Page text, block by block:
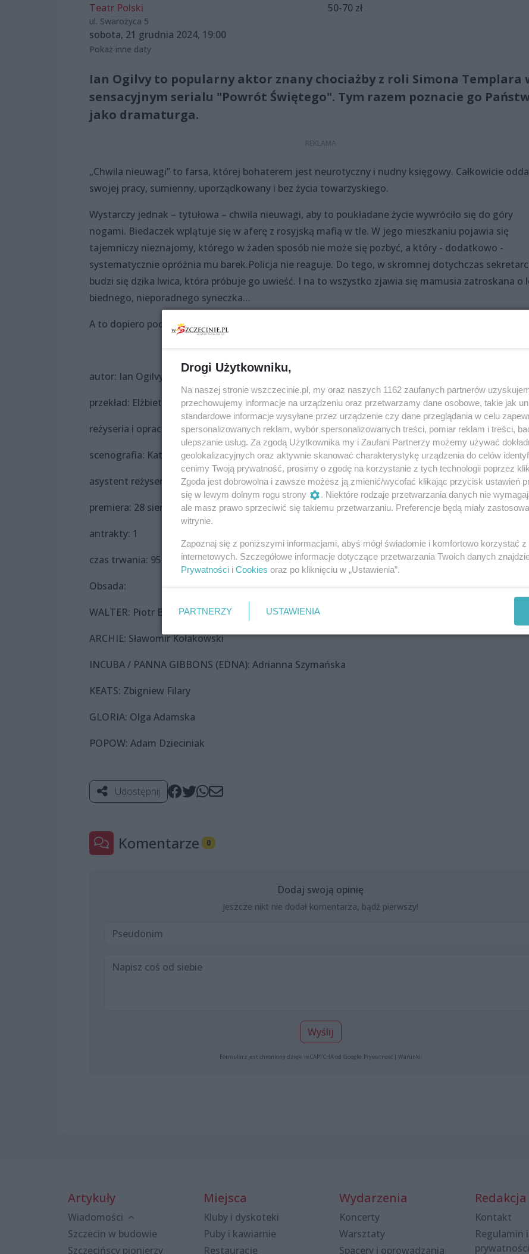
Teatr Polski
ul. Swarożyca 5
sobota, 21 grudnia 2024, 19:00
50-70 zł
Pokaż inne daty
Ian Ogilvy to popularny aktor znany chociażby z roli Simona Templara
sensacyjnym serialu "Powrót Świętego". Tym razem poznacie go
jako dramaturga.
„Chwila nieuwagi” to farsa, której bohaterem jest neurotyczny i nudny księgowy. Całkowicie
swojej pracy, sumienny, uporządkowany i bez życia towarzyskiego.
Wystarczy jednak – tytułowa – chwila nieuwagi, aby to poukładane życie wywróciło się do góry
nogami. Biedaczek wplątuje się w aferę z rosyjską mafią w tle. W jego mieszkaniu pojawia się
tajemniczy nieznajomy, którego w żaden sposób nie może się pozbyć, a który - dodatkowo -
systematycznie opróżnia mu barek.Policja nie reaguje. Do tego, w skromnej dotychczas
budzi się dzika lwica, która próbuje go uwieść. I na to wszystko zjawia się mamusia zatroskana o
biednego, nieporadnego syneczka…
A to dopiero początek...
autor: Ian Ogilvy
przekład: Elżbieta Woźniak
reżyseria i opracowanie muzyczne: Tomasz Obara
scenografia: Katarzyna Banucha
asystent reżysera: Zbigniew Filary
premiera: 28 sierpnia 2021
antrakty: 1
czas trwania: 95 min.
Obsada:
WALTER: Piotr Bumaj
ARCHIE: Sławomir Kołakowski
INCUBA / PANNA GIBBONS (EDNA): Adrianna Szymańska
KEATS: Zbigniew Filary
GLORIA: Olga Adamska
POPOW: Adam Dzieciniak
Udostępnij
Komentarze 0
Dodaj swoją opinię
Jeszcze nikt nie dodał komentarza, bądź pierwszy!
Wyślij
Formularz jest chroniony dzięki reCAPTCHA od Google: Prywatność| Warunki
Artykuły
Wiadomości
Szczecin w budowie
Szczecińscy pionierzy
Miejsca
Kluby i dyskoteki
Puby i kawiarnie
Restauracje
Wydarzenia
Koncerty
Warsztaty
Spacery i oprowadzania
Redakcja
Kontakt
Regulamin
prywatności
Drogi Użytkowniku,
Na naszej stronie wszczecinie.pl, my oraz naszych 1162 zaufanych partnerów
przechowujemy informacje na urządzeniu oraz przetwarzamy dane osobowe, takie jak
standardowe informacje wysyłane przez urządzenie czy dane przeglądania w celu
spersonalizowanych reklam, wybór spersonalizowanych treści, pomiar reklam i treści,
ulepszanie usług. Za zgodą Użytkownika my i Zaufani Partnerzy możemy używać
geolokalizacyjnych oraz aktywnie skanować charakterystykę urządzenia do celów
cenimy Twoją prywatność, prosimy o zgodę na korzystanie z tych technologii poprzez
Zgoda jest dobrowolna i zawsze możesz ją zmienić/wycofać klikając przycisk ustawień
się w lewym dolnym rogu strony
. Niektóre rodzaje przetwarzania danych nie
ale masz prawo sprzeciwić się takiemu przetwarzaniu. Preferencje będą miały
witrynie.
Zapoznaj się z poniższymi informacjami, abyś mógł świadomie i komfortowo korzystać
internetowych. Szczegółowe informacje dotyczące przetwarzania Twoich danych
Prywatności i Cookies oraz po kliknięciu w „Ustawienia”.
PARTNERZY USTAWIENIA